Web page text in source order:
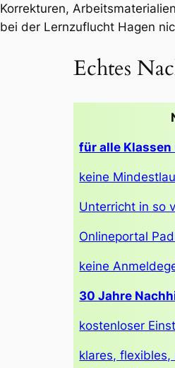
Korrekturen,
bei der Lernzuflucht Hagen
Echtes
für alle Klassen
keine
Unterricht in so
Onlineportal
keine
30 Jahre
kostenloser
klares, flexibles,